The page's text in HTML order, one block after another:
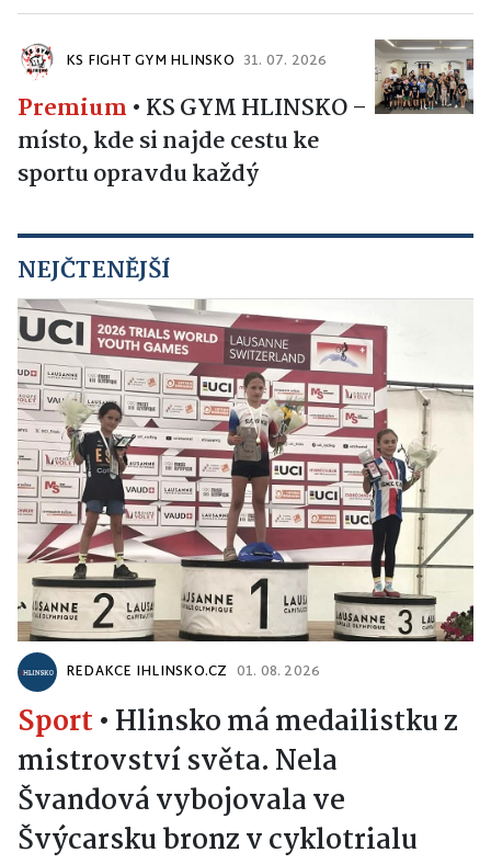
KS FIGHT GYM HLINSKO 31. 07. 2026
Premium • KS GYM HLINSKO –
místo, kde si najde cestu ke
sportu opravdu každý
NEJČTENĚJŠÍ
REDAKCE IHLINSKO.CZ 01. 08. 2026
Sport • Hlinsko má medailistku z
mistrovství světa. Nela
Švandová vybojovala ve
Švýcarsku bronz v cyklotrialu